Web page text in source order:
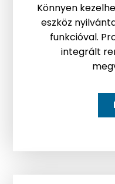
Könnyen
eszköz
funkcióval.
integrált